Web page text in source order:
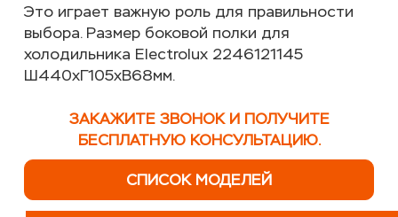
Это играет важную роль для правильности
выбора. Размер боковой полки для
холодильника Electrolux 2246121145
Ш440хГ105хВ68мм.
ЗАКАЖИТЕ ЗВОНОК И ПОЛУЧИТЕ
БЕСПЛАТНУЮ КОНСУЛЬТАЦИЮ.
СПИСОК МОДЕЛЕЙ